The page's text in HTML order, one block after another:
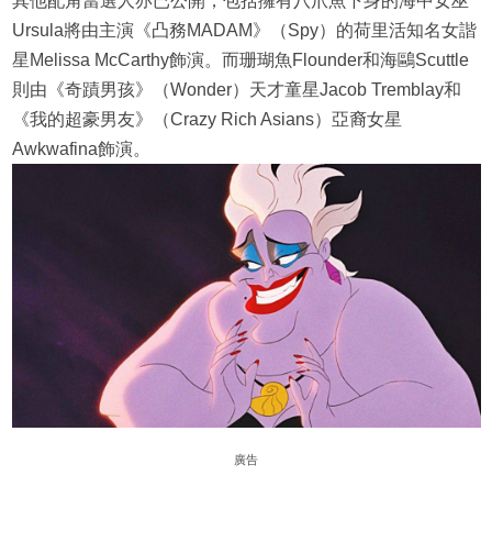
Ursula將由主演《凸務MADAM》（Spy）的荷里活知名女諧
星Melissa McCarthy飾演。而珊瑚魚Flounder和海鷗Scuttle
則由《奇蹟男孩》（Wonder）天才童星Jacob Tremblay和
《我的超豪男友》（Crazy Rich Asians）亞裔女星
Awkwafina飾演。
廣告